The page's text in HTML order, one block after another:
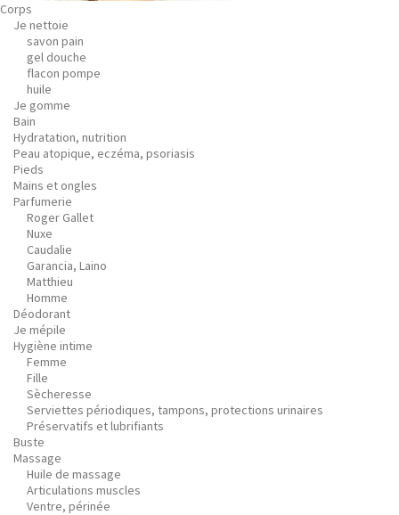
Corps
Je nettoie
savon pain
gel douche
flacon pompe
huile
Je gomme
Bain
Hydratation, nutrition
Peau atopique, eczéma, psoriasis
Pieds
Mains et ongles
Parfumerie
Roger Gallet
Nuxe
Caudalie
Garancia, Laino
Matthieu
Homme
Déodorant
Je mépile
Hygiène intime
Femme
Fille
Sècheresse
Serviettes périodiques, tampons, protections urinaires
Préservatifs et lubrifiants
Buste
Massage
Huile de massage
Articulations muscles
Ventre, périnée